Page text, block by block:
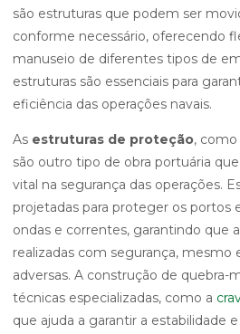
são estruturas que podem ser
conforme necessário, oferecendo
manuseio de diferentes tipos de
estruturas são essenciais para
eficiência das operações navais.
As estruturas de proteção,
são outro tipo de obra portuária
vital na segurança das operações.
projetadas para proteger os portos
ondas e correntes, garantindo que
realizadas com segurança, mesmo
adversas. A construção de quebra-
técnicas especializadas, como a
que ajuda a garantir a estabilidade